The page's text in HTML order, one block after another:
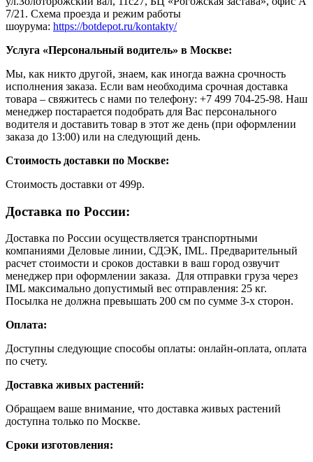
7/21. Схема проезда и режим работы
шоурума: https://botdepot.ru/kontakty/
Услуга «Персональный водитель» в Москве:
Мы, как никто другой, знаем, как иногда важна срочность
исполнения заказа. Если вам необходима срочная доставка
товара – свяжитесь с нами по телефону: +7 499 704-25-98. Наш
менеджер постарается подобрать для Вас персонального
водителя и доставить товар в этот же день (при оформлении
заказа до 13:00) или на следующий день.
Стоимость доставки по Москве:
Cтоимость доставки от 499р.
Доставка по России:
Доставка по России осуществляется транспортными
компаниями Деловые линии, СДЭК, IML. Предварительный
расчет стоимости и сроков доставки в ваш город озвучит
менеджер при оформлении заказа. Для отправки груза через
IML максимально допустимый вес отправления: 25 кг.
Посылка не должна превышать 200 см по сумме 3-х сторон.
Оплата:
Доступны следующие способы оплаты: онлайн-оплата, оплата
по счету.
Доставка живых растений:
Обращаем ваше внимание, что доставка живых растений
доступна только по Москве.
Сроки изготовления: